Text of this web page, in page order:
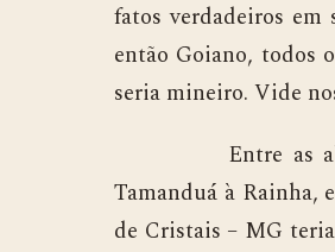
fatos verdadeiros
então Goiano, todos
seria mineiro. Vide
Entre as
Tamanduá à Rainha,
de Cristais – MG